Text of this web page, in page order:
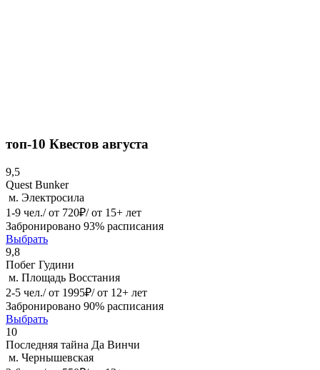
топ-10 Квестов августа
9,5
Quest Bunker
м. Электросила
1-9 чел./ от 720₽/ от 15+ лет
Забронировано 93% расписания
Выбрать
9,8
Побег Гудини
м. Площадь Восстания
2-5 чел./ от 1995₽/ от 12+ лет
Забронировано 90% расписания
Выбрать
10
Последняя тайна Да Винчи
м. Чернышевская